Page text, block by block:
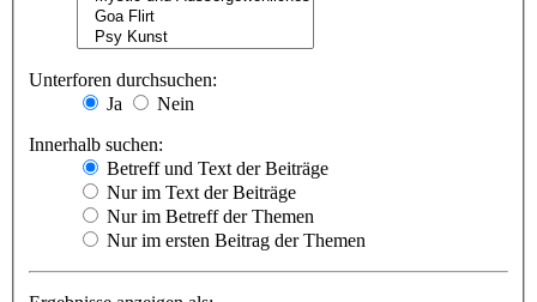
Unterforen durchsuchen:
Ja
Nein
Innerhalb suchen:
Betreff und Text der Beiträge
Nur im Text der Beiträge
Nur im Betreff der Themen
Nur im ersten Beitrag der Themen